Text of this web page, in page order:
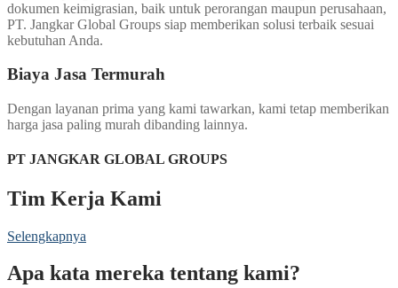
dokumen keimigrasian, baik untuk perorangan maupun perusahaan,
PT. Jangkar Global Groups siap memberikan solusi terbaik sesuai
kebutuhan Anda.
Biaya Jasa Termurah
Dengan layanan prima yang kami tawarkan, kami tetap memberikan
harga jasa paling murah dibanding lainnya.
PT JANGKAR GLOBAL GROUPS
Tim Kerja Kami
Selengkapnya
Apa kata mereka tentang kami?